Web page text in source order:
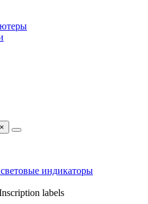
×
индикаторы
labels